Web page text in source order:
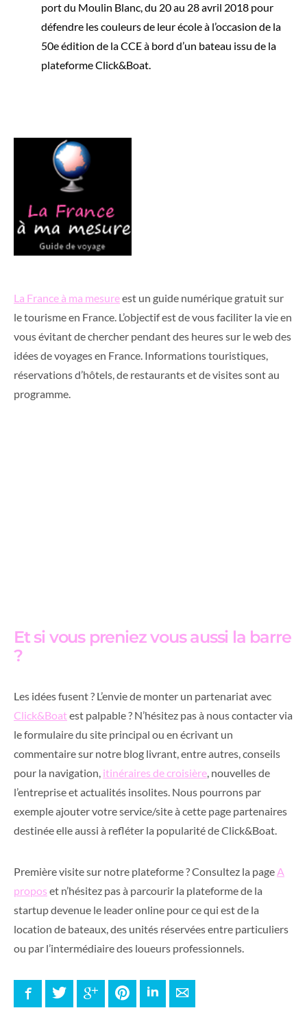
port du Moulin Blanc, du 20 au 28 avril 2018 pour
défendre les couleurs de leur école à l’occasion de la
50e édition de la CCE à bord d’un bateau issu de la
plateforme Click&Boat.
La France à ma mesureest un guide numérique gratuit sur
le tourisme en France. L’objectif est de vous faciliter la vie en
vous évitant de chercher pendant des heures sur le web des
idées de voyages en France. Informations touristiques,
réservations d’hôtels, de restaurants et de visites sont au
programme.
Et si vous preniez vous aussi la barre
?
Les idées fusent ? L’envie de monter un partenariat avec
Click&Boatest palpable ? N’hésitez pas à nous contacter via
le formulaire du site principal ou en écrivant un
commentaire sur notre blog livrant, entre autres, conseils
pour la navigation, itinéraires de croisière, nouvelles de
l’entreprise et actualités insolites. Nous pourrons par
exemple ajouter votre service/site à cette page partenaires
destinée elle aussi à refléter la popularité de Click&Boat.
Première visite sur notre plateforme ? Consultez la pageA
propos et n’hésitez pas à parcourir la plateforme de la
startup devenue le leader online pour ce qui est de la
location de bateaux, des unités réservées entre particuliers
ou par l’intermédiaire des loueurs professionnels.
FacebookTwitter Google+ PinterestLinkedInE-mail